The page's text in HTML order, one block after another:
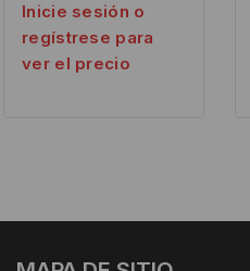
Inicie sesión o
regístrese para
ver el precio